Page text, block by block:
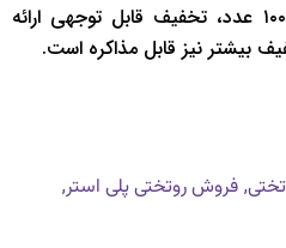
قطعا. برای سفارش‌های بالای ۱۰۰ عدد، تخفیف قابل توجهی ارائه
بیشتر نیز قابل مذاکره است.
, فروش روتختی پلی استر,